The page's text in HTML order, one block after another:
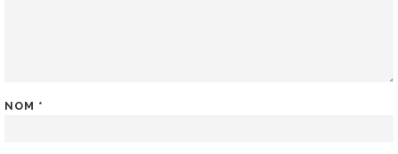
NOM *